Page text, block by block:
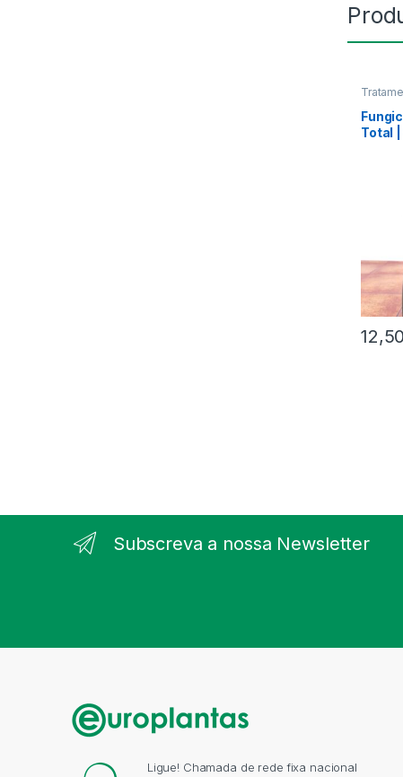
Total
Subscreva a nossa Newsletter
Ligue! Chamada de rede fixa nacional